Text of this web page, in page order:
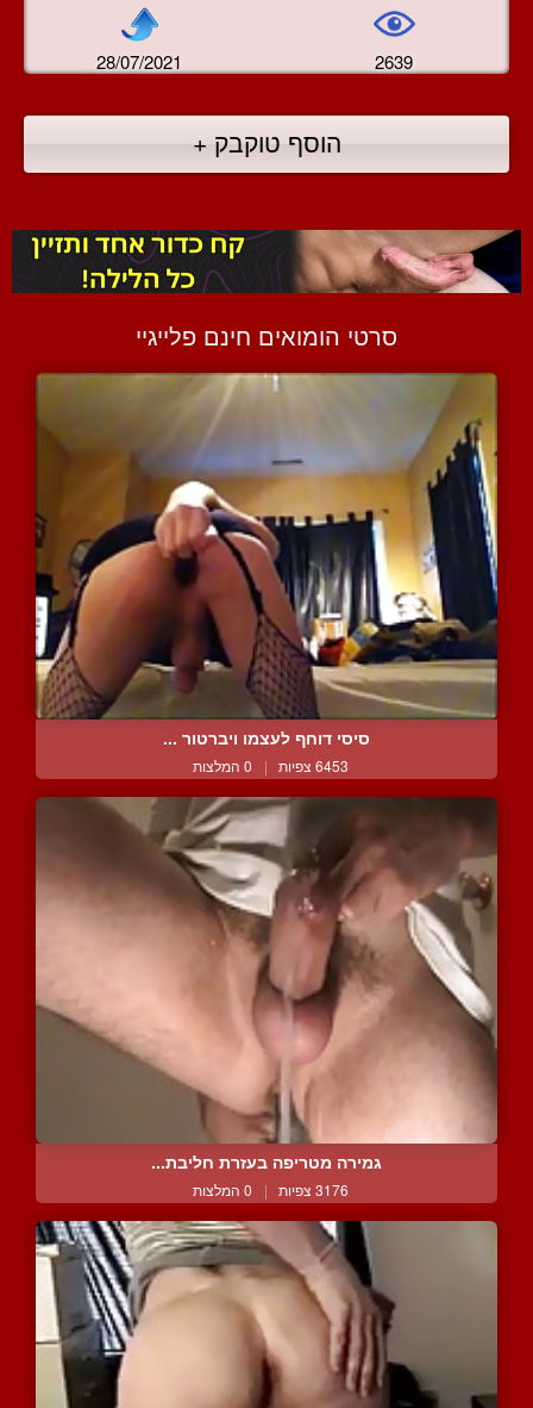
28/07/2021 2639
הוסף טוקבק +
סרטי הומואים חינם פלייגיי
סיסי דוחף לעצמו ויברטור ...
6453 צפיות | 0 המלצות
גמירה מטריפה בעזרת חליבת...
3176 צפיות | 0 המלצות